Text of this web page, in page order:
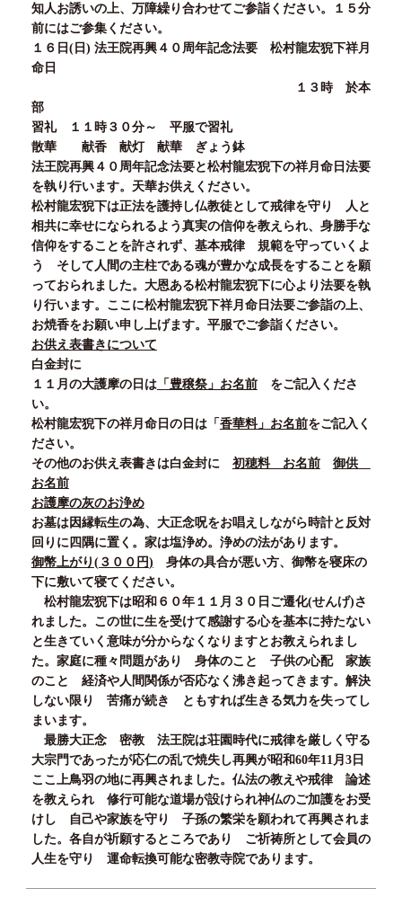
知人お誘いの上、万障繰り合わせてご参詣ください。
１５ 分
前にはご参集ください。
１６ 日 (日 ) 法王院再興４０ 周年記念法要 松村龍宏猊下祥月
命日
１３ 時 於本
部
習礼
１１ 時３０分～ 平服で習礼
散華 献香 献灯 献華 ぎょう鉢
法王院再興４０ 周年記念法要と松村龍宏猊下の祥月命日法要
を執り行います。天華お供えください。
松村龍宏猊下は正法を護持し仏教徒として戒律を守り 人と
相共に幸せになられるよう真実の信仰を教えられ、身勝手な
信仰をすることを許されず、基本戒律 規範を守っていくよ
う そして人間の主柱である魂が豊かな成長をすることを願
っておられました。大恩ある松村龍宏猊下に心より法要を執
り行います。ここに松村龍宏猊下祥月命日法要ご参詣の上、
お焼香をお願い申し上げます。平服でご参詣ください。
お供え表書きについて
白金封に
１１ 月の大護摩の日は「豊穣祭」お名前をご記入くださ
い。
松村龍宏猊下の祥月命日の日は「 香華料」お名前をご記入く
ださい。
その他のお供え表書きは白金封に 初穂料 お名前
御供
お名前
お護摩の灰のお浄め
お墓は因縁転生の為、大正念呪をお唱えしながら時計と反対
回りに四隅に置く。家は塩浄め。浄めの法があります。
御幣上がり (３００ 円) 身体の具合が悪い方、御幣を寝床の
下に敷いて寝てください。
松村龍宏猊下は昭和 ６０年１１ 月３０ 日ご遷化(せんげ)さ
れました。この世に生を受けて感謝する心を基本に持たない
と生きていく意味が分からなくなりますとお教えられまし
た。家庭に種々問題があり 身体のこと 子供の心配 家族
のこと 経済や人間関係が否応なく沸き起ってきます。解決
しない限り 苦痛が続き ともすれば生きる気力を失ってし
まいます。
最勝大正念 密教 法王院は荘園時代に戒律を厳しく守る
大宗門であったが応仁の乱で焼失し再興が昭和60年11 月 3日
ここ上鳥羽の地に再興されました。仏法の教えや戒律 論述
を教えられ 修行可能な道場が設けられ神仏のご加護をお受
けし 自己や家族を守り 子孫の繁栄を願われて再興されま
した。各自が祈願するところであり ご祈祷所として会員の
人生を守り 運命転換可能な密教寺院であります。